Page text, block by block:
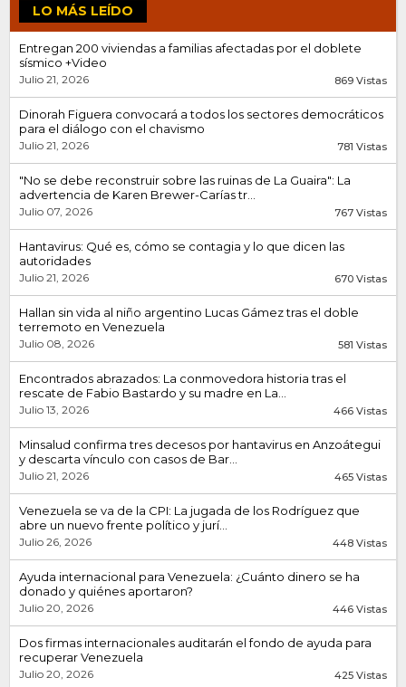
LO MÁS LEÍDO
Entregan 200 viviendas a familias afectadas por el doblete
sísmico +Video
Julio 21, 2026 869 Vistas
Dinorah Figuera convocará a todos los sectores democráticos
para el diálogo con el chavismo
Julio 21, 2026 781 Vistas
"No se debe reconstruir sobre las ruinas de La Guaira": La
advertencia de Karen Brewer-Carías tr...
Julio 07, 2026 767 Vistas
Hantavirus: Qué es, cómo se contagia y lo que dicen las
autoridades
Julio 21, 2026 670 Vistas
Hallan sin vida al niño argentino Lucas Gámez tras el doble
terremoto en Venezuela
Julio 08, 2026 581 Vistas
Encontrados abrazados: La conmovedora historia tras el
rescate de Fabio Bastardo y su madre en La...
Julio 13, 2026 466 Vistas
Minsalud confirma tres decesos por hantavirus en Anzoátegui
y descarta vínculo con casos de Bar...
Julio 21, 2026 465 Vistas
Venezuela se va de la CPI: La jugada de los Rodríguez que
abre un nuevo frente político y jurí...
Julio 26, 2026 448 Vistas
Ayuda internacional para Venezuela: ¿Cuánto dinero se ha
donado y quiénes aportaron?
Julio 20, 2026 446 Vistas
Dos firmas internacionales auditarán el fondo de ayuda para
recuperar Venezuela
Julio 20, 2026 425 Vistas